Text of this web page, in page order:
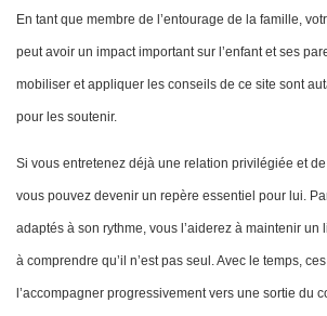
En tant que membre de l’entourage de la famille,
peut avoir un impact important sur l’enfant et ses
mobiliser et appliquer les conseils de ce site sont
pour les soutenir.
Si vous entretenez déjà une relation privilégiée et de
vous pouvez devenir un repère essentiel pour lui.
adaptés à son rythme, vous l’aiderez à maintenir un
à comprendre qu’il n’est pas seul. Avec le temps,
l’accompagner progressivement vers une sortie du